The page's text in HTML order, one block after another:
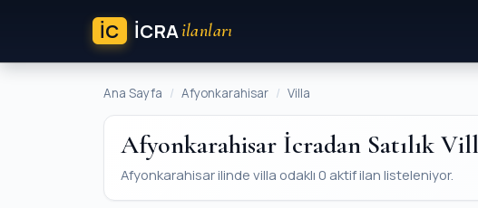
İC ICRAilanları
Ana Sayfa Afyonkarahisar Villa
Afyonkarahisar İcradan Satılık
Afyonkarahisar ilinde villa odaklı 0 aktif ilan listeleniyor.